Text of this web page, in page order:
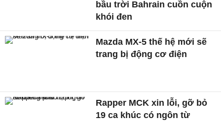
bầu trời Bahrain cuồn cuộn
khói đen
Mazda MX-5 thế hệ mới sẽ
trang bị động cơ điện
Rapper MCK xin lỗi, gỡ bỏ
19 ca khúc có ngôn từ